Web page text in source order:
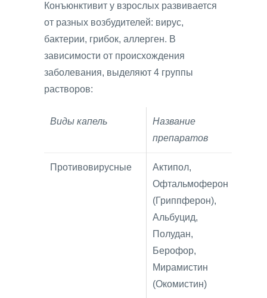
Конъюнктивит у взрослых развивается
от разных возбудителей: вирус,
бактерии, грибок, аллерген. В
зависимости от происхождения
заболевания, выделяют 4 группы
растворов:
Виды капель
Название
препаратов
Противовирусные
Актипол,
Офтальмоферон
(Гриппферон),
Альбуцид,
Полудан,
Берофор,
Мирамистин
(Окомистин)